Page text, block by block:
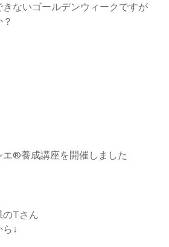
ないゴールデンウィークですが
エ®︎養成講座を開催しました
Tさん
↓